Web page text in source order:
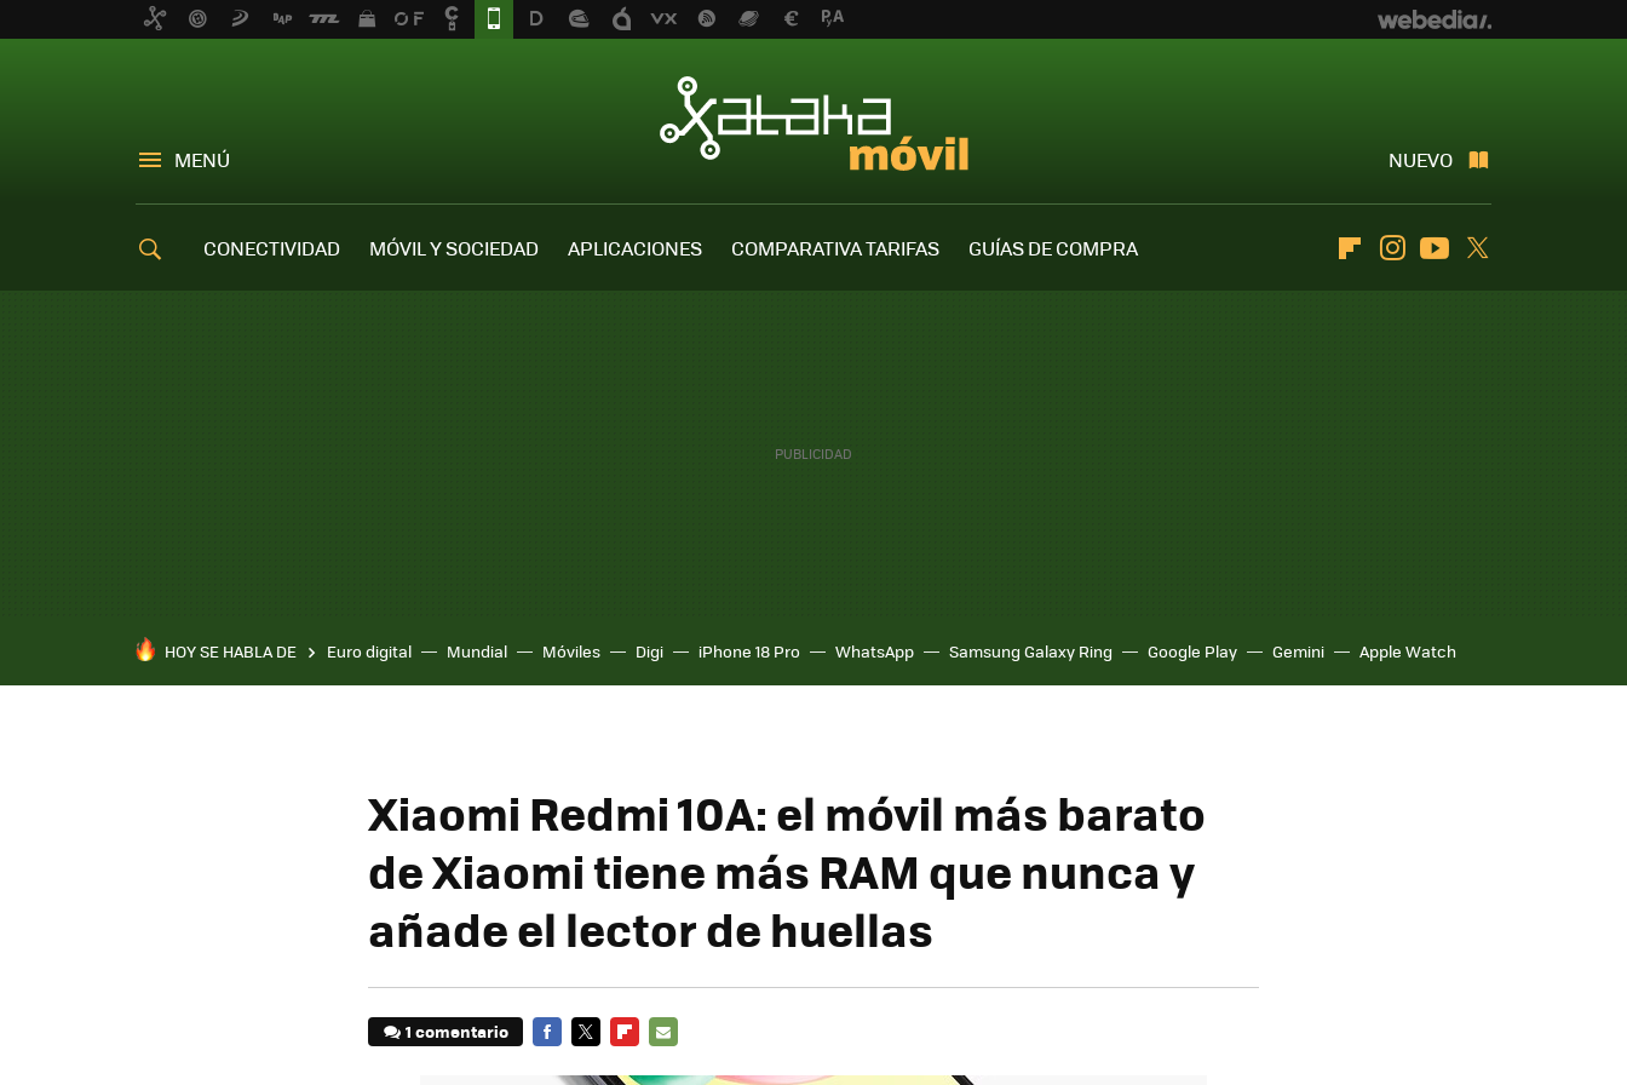
MENÚ NUEVO
CONECTIVIDAD MÓVIL Y SOCIEDAD APLICACIONES COMPARATIVA TARIFAS
GUÍAS DE COMPRA
FlipboardInstagramYoutube
HOY SE HABLA DE Euro digital Mundial Móviles Digi iPhone 18 Pro WhatsApp Samsung Galaxy Ring Google Play Gemini Apple Watch
Xiaomi Redmi 10A: el móvil más barato
de Xiaomi tiene más RAM que nunca y
añade el lector de huellas
1 comentario